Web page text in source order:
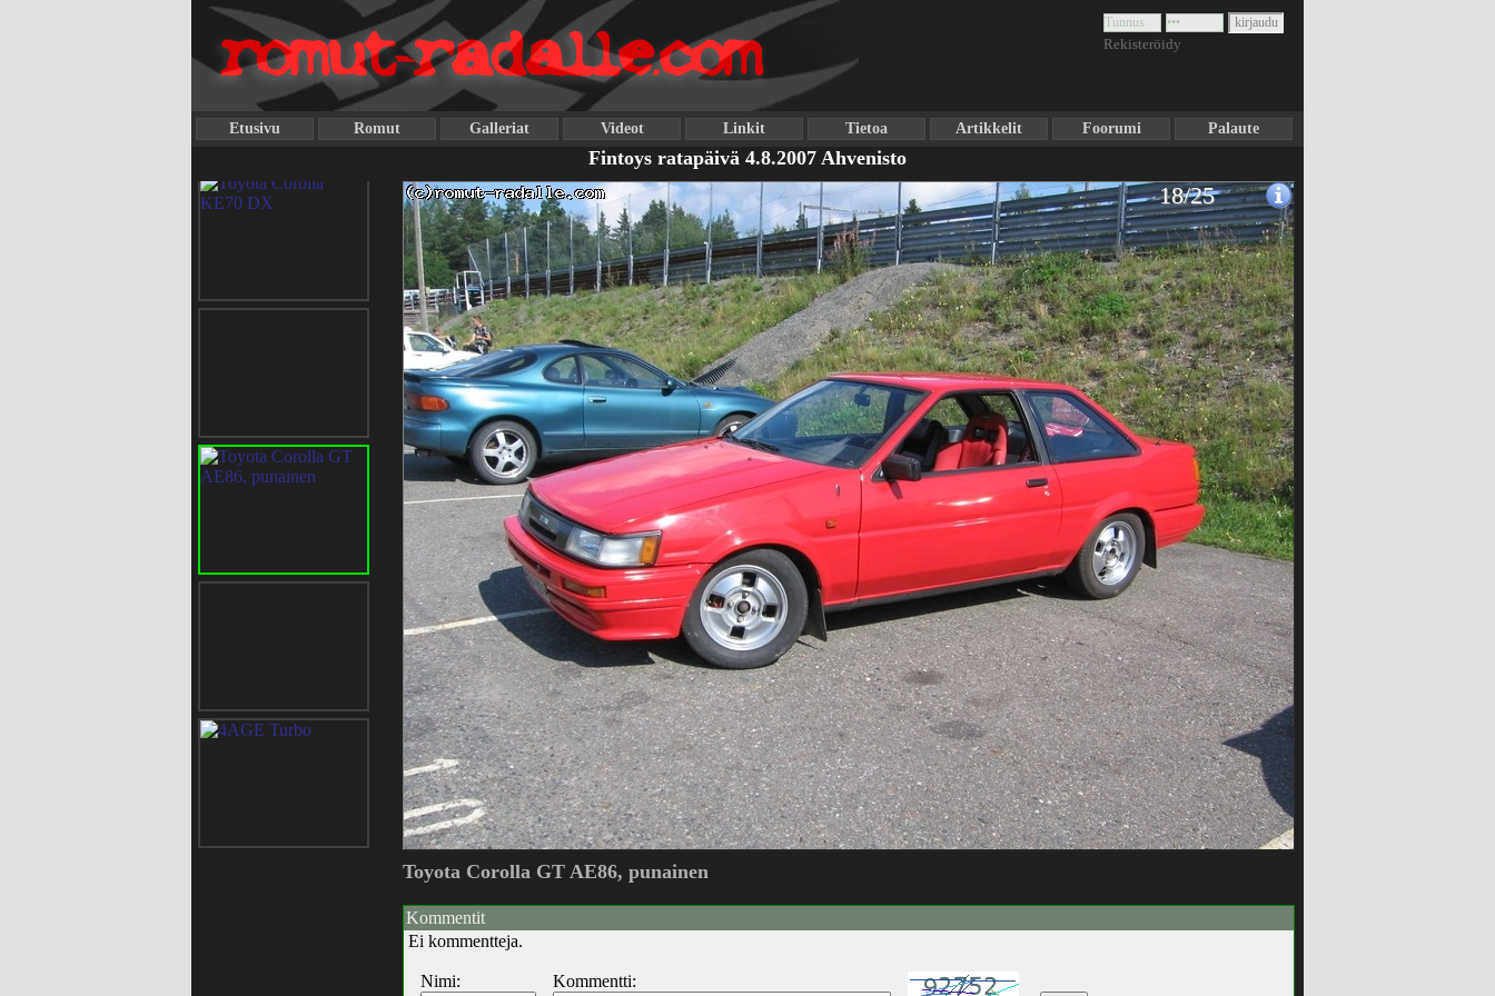
Rekisteröidy
Etusivu Romut Galleriat Videot Linkit Tietoa Artikkelit Foorumi Palaute
Fintoys ratapäivä 4.8.2007 Ahvenisto
18/25
Toyota Corolla GT AE86, punainen
Kommentit
Ei kommentteja.
Nimi: Kommentti: